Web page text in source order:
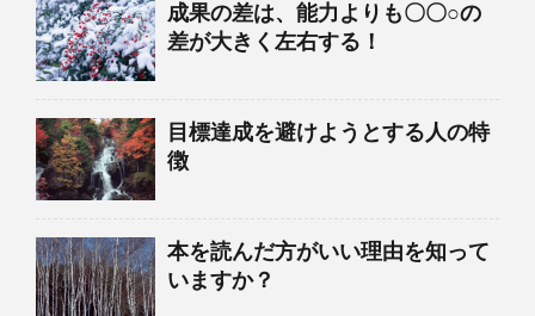
成果の差は、能力よりも〇〇○の
差が大きく左右する！
目標達成を避けようとする人の特
徴
本を読んだ方がいい理由を知って
いますか？